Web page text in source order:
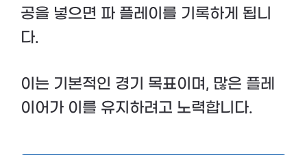
공을 넣으면 파 플레이를 기록하게 됩니
다.
이는 기본적인 경기 목표이며, 많은 플레
이어가 이를 유지하려고 노력합니다.